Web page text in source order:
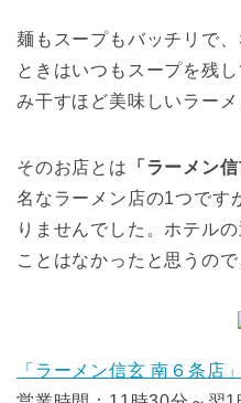
麺もスープもバッチリで
ときはいつもスープを残
み干すほど美味しいラーメ
そのお店とは 「ラーメン
名なラーメン店の1つです
りませんでした。ホテル
ことはなかったと思うの
「ラーメン信玄 南６条店